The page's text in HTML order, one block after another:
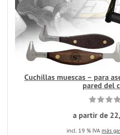
Cuchillas muescas – para
pared del
a partir de
incl. 19 % IVA más